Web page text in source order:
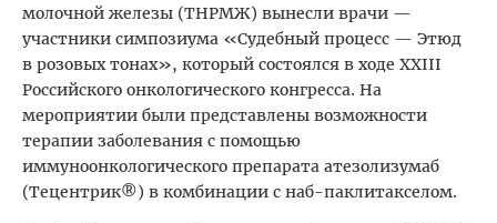
молочной железы (ТНРМЖ) вынесли врачи —
участники симпозиума «Судебный процесс — Этюд
в розовых тонах», который состоялся в ходе XXIII
Российского онкологического конгресса. На
мероприятии были представлены возможности
терапии заболевания с помощью
иммуноонкологического препарата атезолизумаб
(Тецентрик®) в комбинации с наб-паклитакселом.